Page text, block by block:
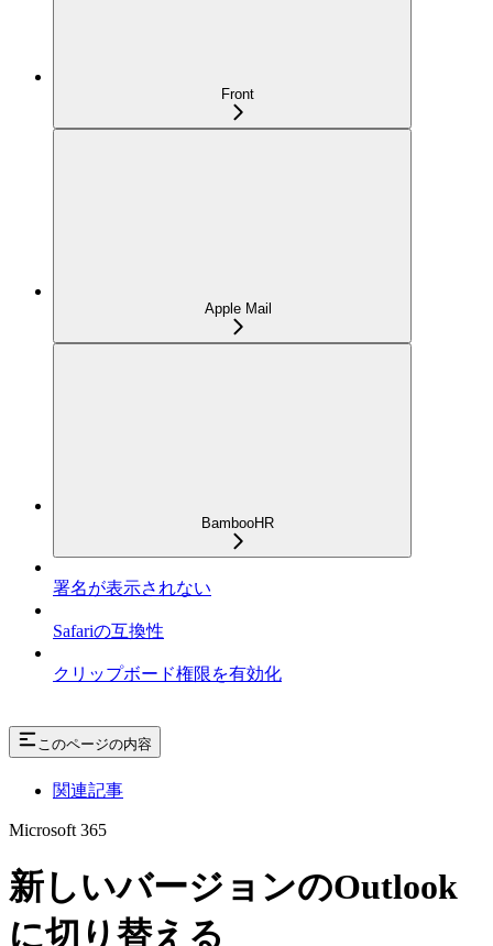
Front
Apple Mail
BambooHR
署名が表示されない
Safariの互換性
クリップボード権限を有効化
このページの内容
関連記事
Microsoft 365
新しいバージョンのOutlook
に切り替える